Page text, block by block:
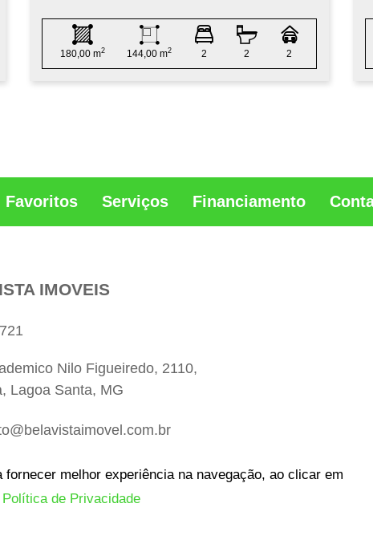
180,00 m2 144,00 m2 2 2 2
Favoritos Serviços Financiamento
melhor experiência na navegação, ao clicar em
Política de Privacidade
IMOVEIS
Nilo Figueiredo, 2110,
Lagoa Santa, MG
5848